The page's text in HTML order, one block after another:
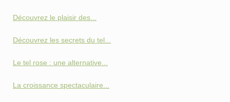
Découvrez le plaisir des...
Découvrez les secrets du tel...
Le tel rose : une alternative...
La croissance spectaculaire...